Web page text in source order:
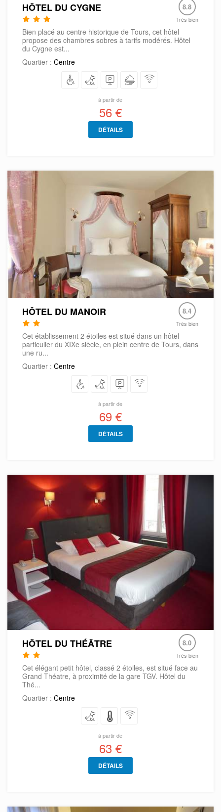
HÔTEL DU CYGNE 8.8
Très bien
Bien placé au centre historique de Tours, cet hôtel
propose des chambres sobres à tarifs modérés. Hôtel
du Cygne est...
Quartier : Centre
à partir de
56 €
DÉTAILS
HÔTEL DU MANOIR 8.4
Très bien
Cet établissement 2 étoiles est situé dans un hôtel
particulier du XIXe siècle, en plein centre de Tours, dans
une ru...
Quartier : Centre
à partir de
69 €
DÉTAILS
HÔTEL DU THÉÂTRE 8.0
Très bien
Cet élégant petit hôtel, classé 2 étoiles, est situé face au
Grand Théatre, à proximité de la gare TGV. Hôtel du
Thé...
Quartier : Centre
à partir de
63 €
DÉTAILS